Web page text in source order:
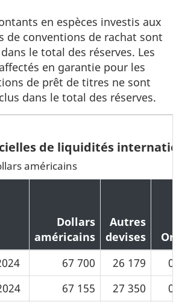
en espèces investis aux
de conventions de rachat sont
le total des réserves. Les
en garantie pour les
de prêt de titres ne sont
dans le total des réserves.
de la note de bas de page
de liquidités
américains
Dollars
américains
Autres
devises
Or
67 700 26 179
0
67 155 27 350 0